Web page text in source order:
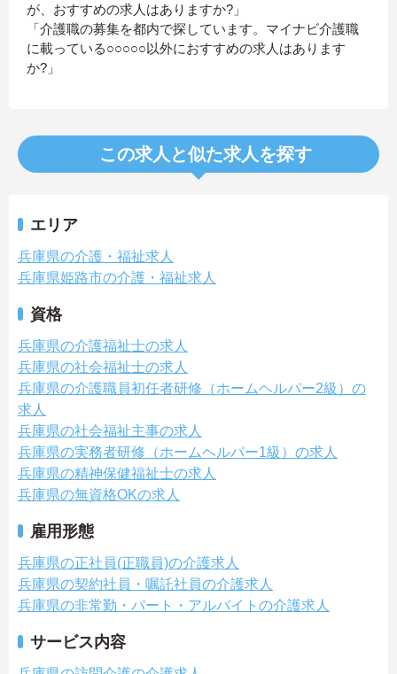
が、おすすめの求人はありますか?」
「介護職の募集を都内で探しています。マイナビ介護職
に載っている○○○○○以外におすすめの求人はあります
か?」
この求人と似た求人を探す
エリア
兵庫県の介護・福祉求人
兵庫県姫路市の介護・福祉求人
資格
兵庫県の介護福祉士の求人
兵庫県の社会福祉士の求人
兵庫県の介護職員初任者研修（ホームヘルパー2級）の
求人
兵庫県の社会福祉主事の求人
兵庫県の実務者研修（ホームヘルパー1級）の求人
兵庫県の精神保健福祉士の求人
兵庫県の無資格OKの求人
雇用形態
兵庫県の正社員(正職員)の介護求人
兵庫県の契約社員・嘱託社員の介護求人
兵庫県の非常勤・パート・アルバイトの介護求人
サービス内容